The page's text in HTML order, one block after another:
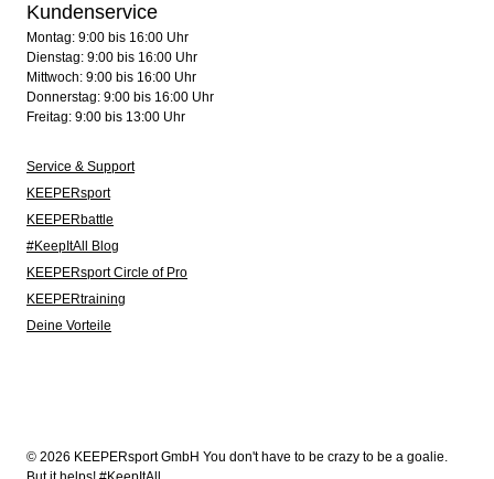
Kundenservice
Montag: 9:00 bis 16:00 Uhr
Dienstag: 9:00 bis 16:00 Uhr
Mittwoch: 9:00 bis 16:00 Uhr
Donnerstag: 9:00 bis 16:00 Uhr
Freitag: 9:00 bis 13:00 Uhr
Service & Support
KEEPERsport
KEEPERbattle
#KeepItAll Blog
KEEPERsport Circle of Pro
KEEPERtraining
Deine Vorteile
© 2026 KEEPERsport GmbH You don't have to be crazy to be a goalie.